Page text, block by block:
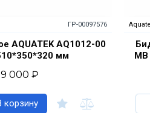
ГР-00097576
AQUATEK AQ1012-00
мм
9 000 ₽
корзину